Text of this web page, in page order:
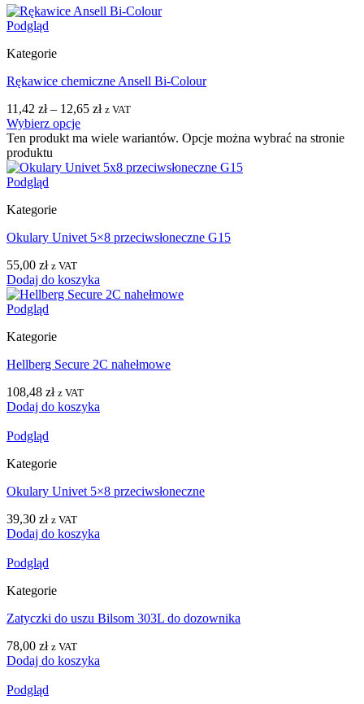
Podgląd
Kategorie
Rękawice chemiczne Ansell Bi-Colour
11,42 zł– 12,65 zł z VAT
Wybierz opcje
Ten produkt ma wiele wariantów. Opcje można wybrać na stronie
produktu
Podgląd
Kategorie
Okulary Univet 5×8 przeciwsłoneczne G15
55,00 zł z VAT
Dodaj do koszyka
Podgląd
Kategorie
Hellberg Secure 2C nahełmowe
108,48 zł z VAT
Dodaj do koszyka
Podgląd
Kategorie
Okulary Univet 5×8 przeciwsłoneczne
39,30 zł z VAT
Dodaj do koszyka
Podgląd
Kategorie
Zatyczki do uszu Bilsom 303L do dozownika
78,00 zł z VAT
Dodaj do koszyka
Podgląd